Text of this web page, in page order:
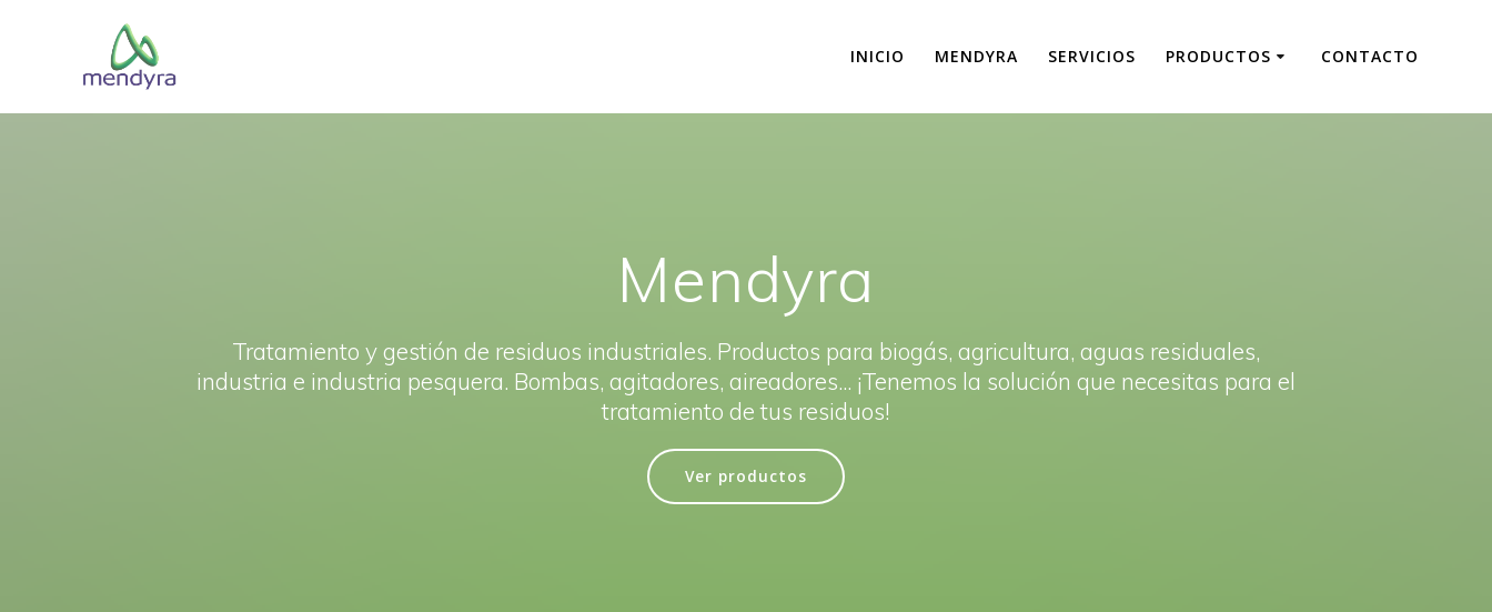
INICIO MENDYRA SERVICIOS PRODUCTOS CONTACTO
Mendyra
Tratamiento y gestión de residuos industriales. Productos para biogás, agricultura, aguas residuales,
industria e industria pesquera. Bombas, agitadores, aireadores... ¡Tenemos la solución que necesitas para el
tratamiento de tus residuos!
Ver productos